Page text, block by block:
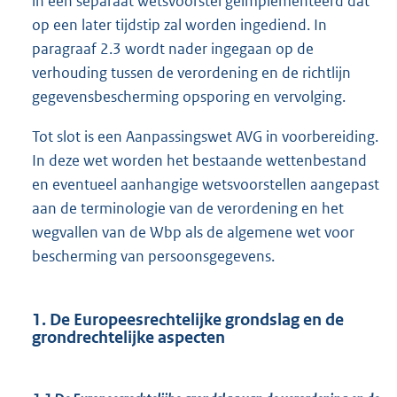
op een later tijdstip zal worden ingediend. In
paragraaf 2.3 wordt nader ingegaan op de
verhouding tussen de verordening en de richtlijn
gegevensbescherming opsporing en vervolging.
Tot slot is een Aanpassingswet AVG in voorbereiding.
In deze wet worden het bestaande wettenbestand
en eventueel aanhangige wetsvoorstellen aangepast
aan de terminologie van de verordening en het
wegvallen van de Wbp als de algemene wet voor
bescherming van persoonsgegevens.
1. De Europeesrechtelijke grondslag en de
grondrechtelijke aspecten